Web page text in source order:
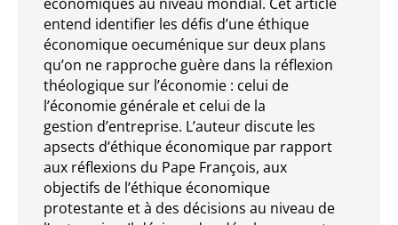
entend identifier les défis d’une éthique
économique oecuménique sur deux plans
qu’on ne rapproche guère dans la réflexion
théologique sur l’économie : celui de
l’économie générale et celui de la
gestion d’entreprise. L’auteur discute les
apsects d’éthique économique par rapport
aux réflexions du Pape François, aux
objectifs de l’éthique économique
protestante et à des décisions au niveau de